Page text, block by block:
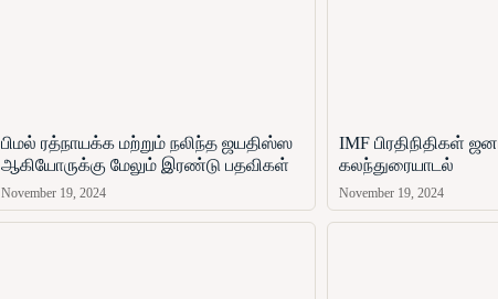
பிமல் ரத்நாயக்க மற்றும் நலிந்த ஜயதிஸ்ஸ
ஆகியோருக்கு மேலும் இரண்டு பதவிகள்
November 19, 2024
IMF பிரதிநிதிகள்
கலந்துரையாடல்
November 19, 2024